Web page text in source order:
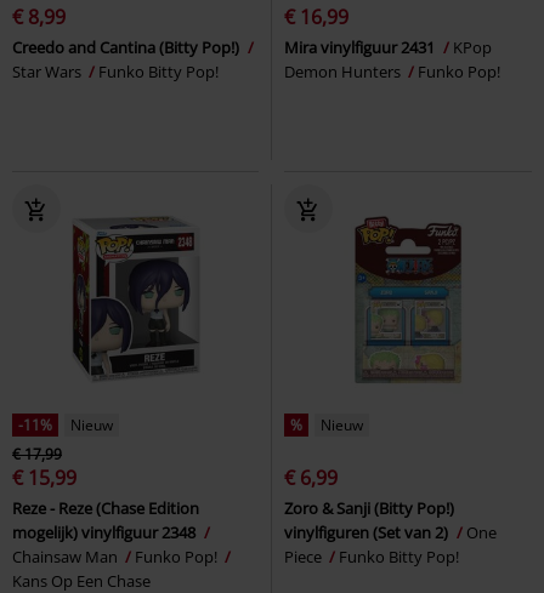
€ 8,99
Creedo and Cantina (Bitty Pop!)
Star Wars
Funko Bitty Pop!
€ 16,99
Mira vinylfiguur 2431
KPop
Demon Hunters
Funko Pop!
-11%
Nieuw
€ 17,99
€ 15,99
Reze - Reze (Chase Edition
mogelijk) vinylfiguur 2348
Chainsaw Man
Funko Pop!
Kans Op Een Chase
% Nieuw
€ 6,99
Zoro & Sanji (Bitty Pop!)
vinylfiguren (Set van 2)
One
Piece
Funko Bitty Pop!